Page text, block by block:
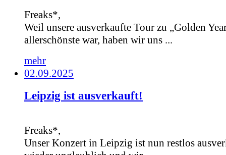
Freaks*,
Weil unsere ausverkaufte Tour zu „Golden
allerschönste war, haben wir uns ...
mehr
02.09.2025
Leipzig ist ausverkauft!
Freaks*,
Unser Konzert in Leipzig ist nun restlos